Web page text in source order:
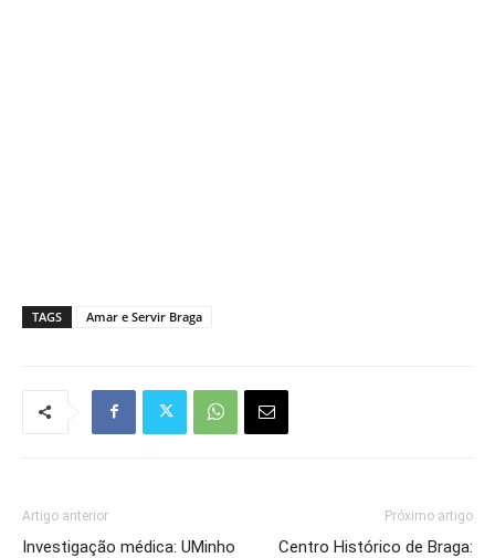
TAGS Amar e Servir Braga
Artigo anterior
Investigação médica: UMinho
Próximo artigo
Centro Histórico de Braga: